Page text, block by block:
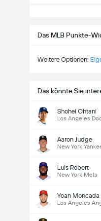
Das MLB Punkte-
Weitere Optionen:
Das könnte Sie
Shohei Ohtani
Los Angeles
Aaron Judge
New York
Luis Robert
New York Mets
Yoan Moncada
Los Angeles